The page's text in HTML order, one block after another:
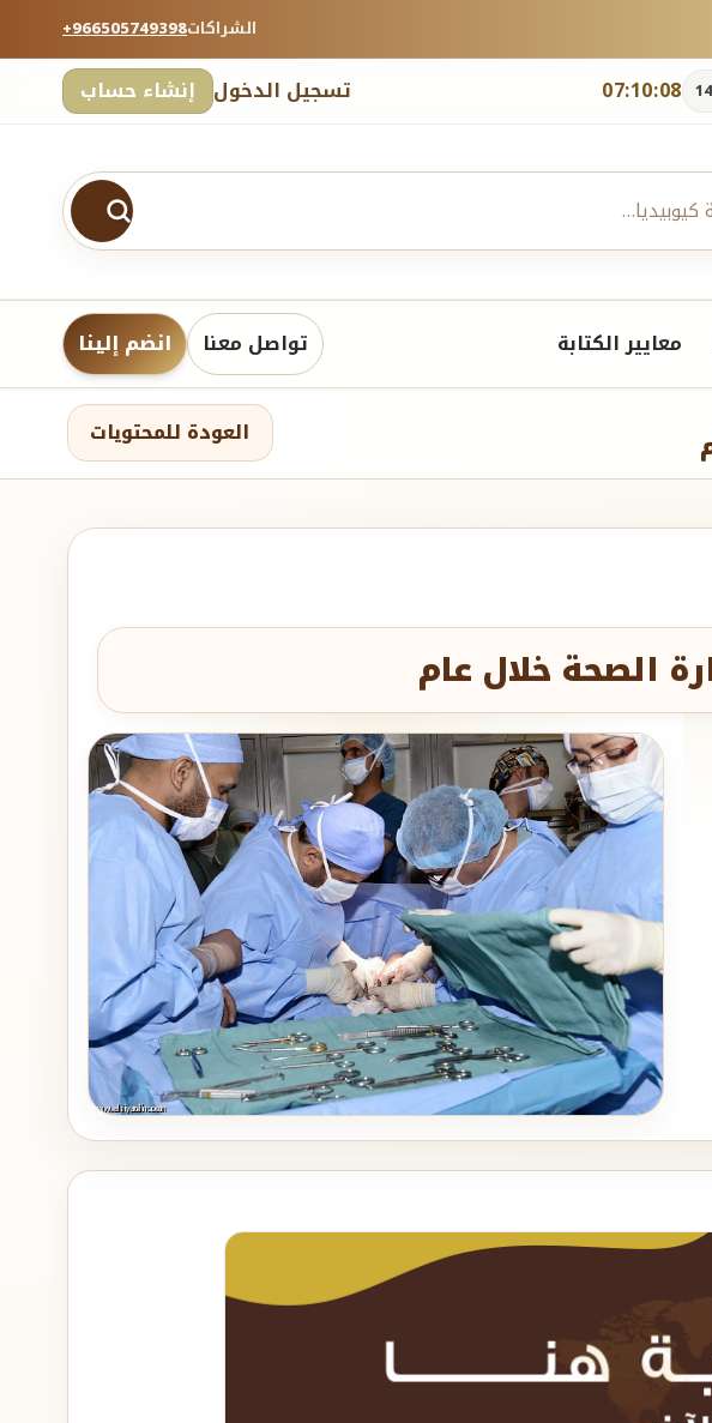
+966505749398الشراكات
تسجيل الدخول إنشاء حساب 07:10:09
معايير الكتابة تواصل معنا انضم إلينا
العودة للمحتويات